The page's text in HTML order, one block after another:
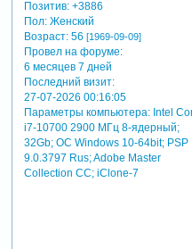
Позитив: +3886
Пол:Женский
Возраст:56 [1969-09-09]
Провел на форуме:
6 месяцев 7 дней
Последний визит:
27-07-2026 00:16:05
Параметры компьютера:Intel
i7-10700 2900 МГц 8-ядерный;
32Gb; ОС Windows 10-64bit; PSP
9.0.3797 Rus; Adobe Master
Collection СС; iClone-7